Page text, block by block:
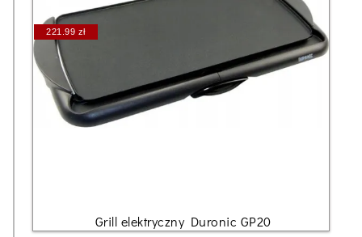
221.99 zł
Grill elektryczny Duronic GP20